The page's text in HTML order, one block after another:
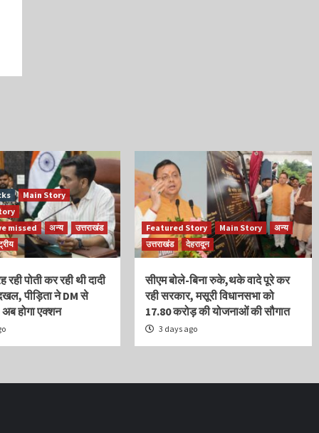
Main Story
missed
अन्य
उत्तराखंड
रही पोती कर रही थी दादी
पीड़िता ने DM से
अब होगा एक्शन
Featured Story Main Story
अन्य
उत्तराखंड
देहरादून
सीएम बोले-बिना रुके,थके वादे पूरे कर
रही सरकार, मसूरी विधानसभा को
17.80 करोड़ की योजनाओं की सौगात
3 days ago